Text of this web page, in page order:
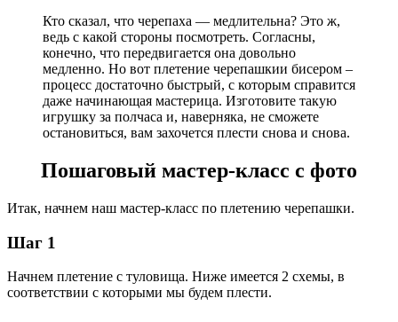
Кто сказал, что черепаха — медлительна? Это ж,
ведь с какой стороны посмотреть. Согласны,
конечно, что передвигается она довольно
медленно. Но вот плетение черепашкии бисером –
процесс достаточно быстрый, с которым справится
даже начинающая мастерица. Изготовите такую
игрушку за полчаса и, наверняка, не сможете
остановиться, вам захочется плести снова и снова.
Пошаговый мастер-класс с фото
Итак, начнем наш мастер-класс по плетению черепашки.
Шаг 1
Начнем плетение с туловища. Ниже имеется 2 схемы, в
соответствии с которыми мы будем плести.